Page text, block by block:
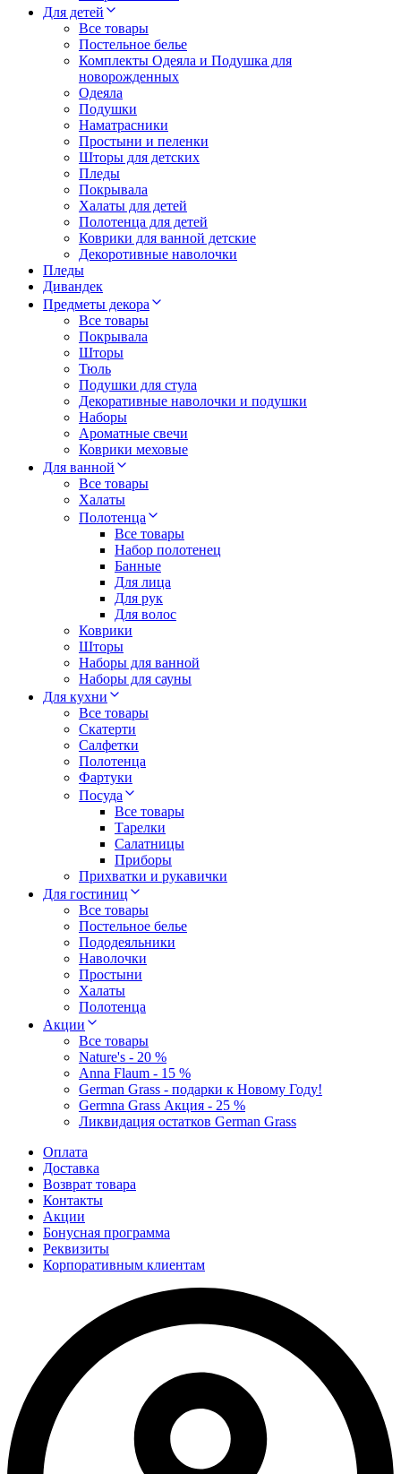
Для детей
Все товары
Постельное белье
Комплекты Одеяла и Подушка для
новорожденных
Одеяла
Подушки
Наматрасники
Простыни и пеленки
Шторы для детских
Пледы
Покрывала
Халаты для детей
Полотенца для детей
Коврики для ванной детские
Декоротивные наволочки
Пледы
Дивандек
Предметы декора
Все товары
Покрывала
Шторы
Тюль
Подушки для стула
Декоративные наволочки и подушки
Наборы
Ароматные свечи
Коврики меховые
Для ванной
Все товары
Халаты
Полотенца
Все товары
Набор полотенец
Банные
Для лица
Для рук
Для волос
Коврики
Шторы
Наборы для ванной
Наборы для сауны
Для кухни
Все товары
Скатерти
Салфетки
Полотенца
Фартуки
Посуда
Все товары
Тарелки
Салатницы
Приборы
Прихватки и рукавички
Для гостиниц
Все товары
Постельное белье
Пододеяльники
Наволочки
Простыни
Халаты
Полотенца
Акции
Все товары
Nature's - 20 %
Anna Flaum - 15 %
German Grass - подарки к Новому Году!
Germna Grass Акция - 25 %
Ликвидация остатков German Grass
Оплата
Доставка
Возврат товара
Контакты
Акции
Бонусная программа
Реквизиты
Корпоративным клиентам